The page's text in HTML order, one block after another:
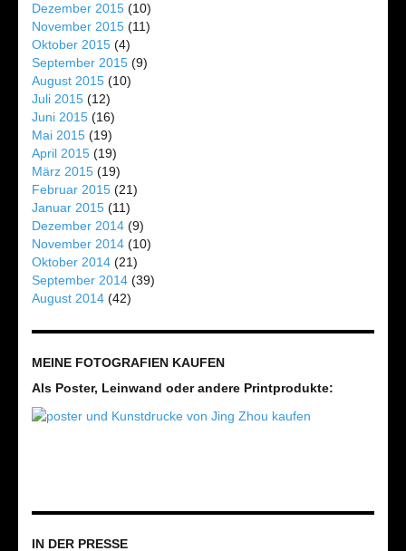
Dezember 2015 (10)
November 2015 (11)
Oktober 2015 (4)
September 2015 (9)
August 2015 (10)
Juli 2015 (12)
Juni 2015 (16)
Mai 2015 (19)
April 2015 (19)
März 2015 (19)
Februar 2015 (21)
Januar 2015 (11)
Dezember 2014 (9)
November 2014 (10)
Oktober 2014 (21)
September 2014 (39)
August 2014 (42)
MEINE FOTOGRAFIEN KAUFEN
Als Poster, Leinwand oder andere Printprodukte:
IN DER PRESSE